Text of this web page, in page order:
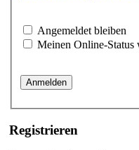
Angemeldet bleiben
Meinen Online-Status
Registrieren